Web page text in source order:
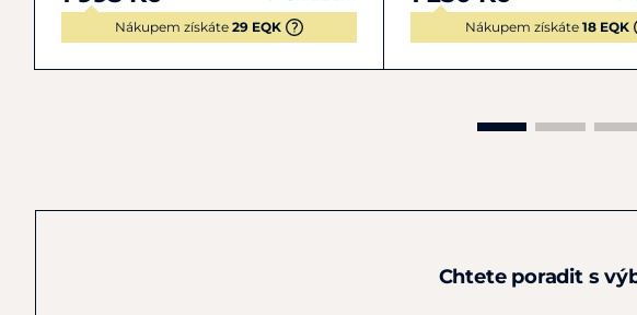
Nákupem získáte 29 EQK Nákupem získáte 18 EQK
Chtete poradit s